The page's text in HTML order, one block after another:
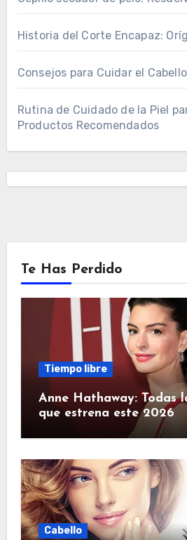
Historia del Corte Encapaz:
Consejos para Cuidar el
Rutina de Cuidado de la Piel
Productos Recomendados
Te Has Perdido
Tiempo libre
Anne Hathaway: Todas
que estrena este 2026
Cabello